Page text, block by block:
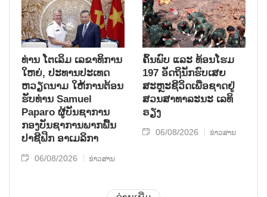
ທ່ານ ໂຕ​ເລິມ ເລ​ຂາ​ທິ​ການ​
ໃຫຍ່, ປະ​ທານ​ປະ​ເທດ ​
ຫວຽດ​ນາມ ໃຫ້​ການ​ຕ້ອນ​
ຮັບ​ທ່ານ Samuel
Paparo ຜູ້​ບັນ​ຊາ​ການ
ກອງ​ບັນ​ຊາ​ການພາກ​ພື້ນ​
ປາ​ຊີ​ຟິກ ອາ​ເມ​ລິ​ກາ
06/08/2026 ຂ່າວສານ
ຄົ້ນ​ພົບ ແລະ ທ້ອນ​ໂຮມ
197 ອັດ​ຖິ​ນັກ​ຮົບ​ເສຍ​
ສະຫຼະ​ຊີ​ວິດ​ເພື່ອ​ຊາດ​ຢູ່​
ສວນ​ສາ​ທາ​ລະ​ນະ ເລ​ທິ​
ຣຽງ
06/08/2026 ຂ່າວສານ